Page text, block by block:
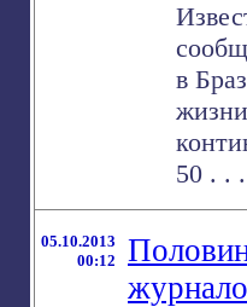
в
50 . . .
05.10.2013
00:12